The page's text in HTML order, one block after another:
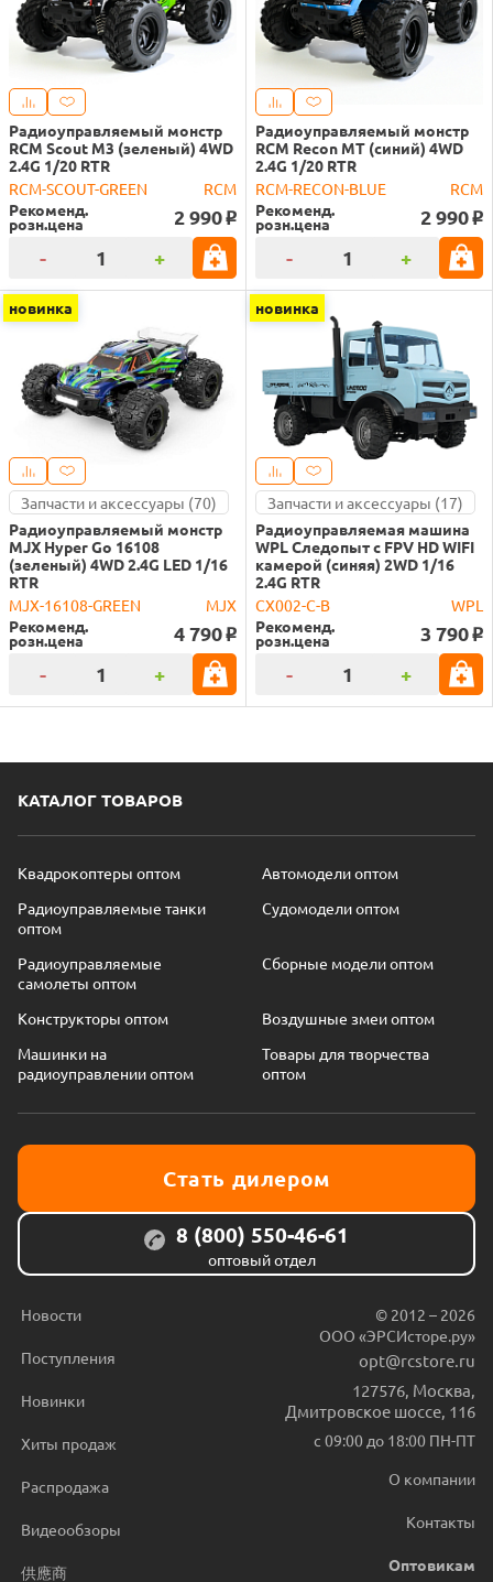
Радиоуправляемый монстр
RCM Scout M3 (зеленый) 4WD
2.4G 1/20 RTR
RCM-SCOUT-GREEN
RCM
Рекоменд.
розн.цена 2 990 o
- +
Радиоуправляемый монстр
RCM Recon MT (синий) 4WD
2.4G 1/20 RTR
RCM-RECON-BLUE
RCM
Рекоменд.
розн.цена 2 990 o
- +
новинка
Запчасти и аксессуары (70)
Радиоуправляемый монстр
MJX Hyper Go 16108
(зеленый) 4WD 2.4G LED 1/16
RTR
MJX-16108-GREEN
MJX
Рекоменд.
розн.цена 4 790 o
- +
новинка
Запчасти и аксессуары (17)
Радиоуправляемая машина
WPL Следопыт с FPV HD WIFI
камерой (синяя) 2WD 1/16
2.4G RTR
CX002-C-B
WPL
Рекоменд.
розн.цена 3 790 o
- +
КАТАЛОГ ТОВАРОВ
Квадрокоптеры оптом
Автомодели оптом
Радиоуправляемые танки
оптом
Судомодели оптом
Радиоуправляемые
самолеты оптом
Сборные модели оптом
Конструкторы оптом
Воздушные змеи оптом
Машинки на
радиоуправлении оптом
Товары для творчества
оптом
Стать дилером
8 (800) 550-46-61
оптовый отдел
Новости
Поступления
Новинки
Хиты продаж
Распродажа
Видеообзоры
供應商
© 2012 – 2026
ООО «ЭРСИсторе.ру»
opt@rcstore.ru
127576 Москва
Дмитровское шоссе, 116
с 09:00 до 18:00 ПН-ПТ
О компании
Контакты
Оптовикам